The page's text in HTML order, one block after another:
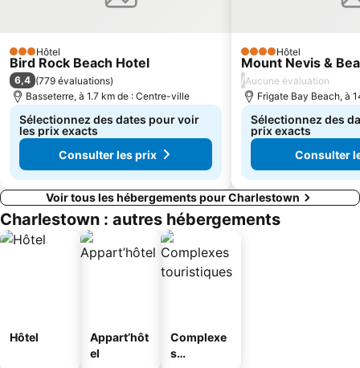
3 Étoiles
Hôtel
Bird Rock Beach Hotel
6,4 (779 évaluations)
Basseterre, à 1.7 km de : Centre-ville
Sélectionnez des dates pour voir
les prix exacts
Consulter les prix
4 ÉtoilesHôtel
Mount Nevis &
/Aucune évaluation
Frigate Bay Beach, à
Sélectionnez des
prix exacts
Consulter
Voir tous les hébergements pour Charlestown
Charlestown : autres hébergements
Hôtel
Appart’hôt
el
Complexe
s